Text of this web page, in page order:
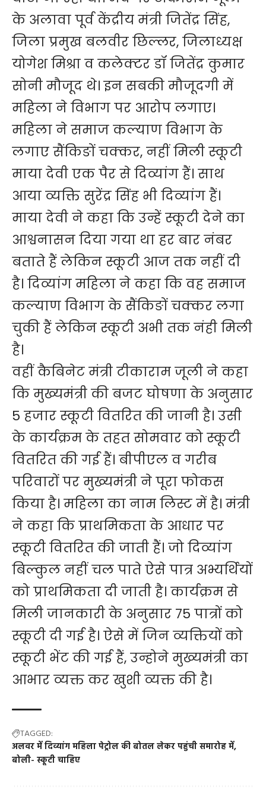
के अलावा पूर्व केंद्रीय मंत्री जितेंद्र सिंह,
जिला प्रमुख बलवीर छिल्लर, जिलाध्यक्ष
योगेश मिश्रा व कलेक्टर डॉ जितेंद्र कुमार
सोनी मौजूद थे। इन सबकी मौजूदगी में
महिला ने विभाग पर आरोप लगाए।
महिला ने समाज कल्याण विभाग के
लगाए सैंकिङों चक्कर, नहीं मिली स्कूटी
माया देवी एक पैर से दिव्यांग हैं। साथ
आया व्यक्ति सुरेंद्र सिंह भी दिव्यांग हैं।
माया देवी ने कहा कि उन्हें स्कूटी देने का
आश्वनासन दिया गया था हर बार नंबर
बताते हैं लेकिन स्कूटी आज तक नहीं दी
है। दिव्यांग महिला ने कहा कि वह समाज
कल्याण विभाग के सैंकिङों चक्कर लगा
चुकी हैं लेकिन स्कूटी अभी तक नंही मिली
है।
वहीं कैबिनेट मंत्री टीकाराम जूली ने कहा
कि मुख्यमंत्री की बजट घोषणा के अनुसार
5 हजार स्कूटी वितरित की जानी है। उसी
के कार्यक्रम के तहत सोमवार को स्कूटी
वितरित की गई हैं। बीपीएल व गरीब
परिवारों पर मुख्यमंत्री ने पूरा फोकस
किया है। महिला का नाम लिस्ट में है। मंत्री
ने कहा कि प्राथमिकता के आधार पर
स्कूटी वितरित की जाती हैं। जो दिव्यांग
बिल्कुल नहीं चल पाते ऐसे पात्र अभ्यर्थियों
को प्राथमिकता दी जाती है। कार्यक्रम से
मिली जानकारी के अनुसार 75 पात्रों को
स्कूटी दी गई है। ऐसे में जिन व्यक्तियों को
स्कूटी भेंट की गई हैं, उन्होने मुख्यमंत्री का
आभार व्यक्त कर खुशी व्यक्त की है।
TAGGED:
अलवर में दिव्यांग महिला पेट्रोल की बोतल लेकर पहुंची समारोह में
बोली- स्कूटी चाहिए